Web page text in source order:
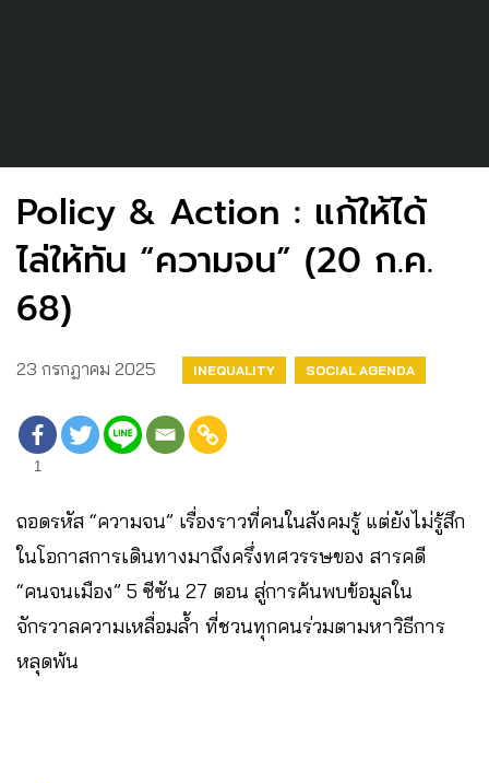
Policy & Action : แก้ให้ได้
ไล่ให้ทัน “ความจน” (20 ก.ค.
68)
23 กรกฎาคม 2025 INEQUALITY SOCIAL AGENDA
1
ถอดรหัส “ความจน” เรื่องราวที่คนในสังคมรู้ แต่ยังไม่รู้สึก
ในโอกาสการเดินทางมาถึงครึ่งทศวรรษของ สารคดี
“คนจนเมือง” 5 ซีซัน 27 ตอน สู่การค้นพบข้อมูลใน
จักรวาลความเหลื่อมล้ำ ที่ชวนทุกคนร่วมตามหาวิธีการ
หลุดพ้น